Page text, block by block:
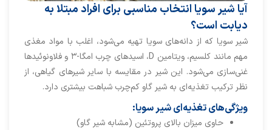
آیا شیر سویا انتخاب مناسبی برای افراد مبتلا به
دیابت است؟
شیر سویا که از دانه‌های سویا تهیه می‌شود، اغلب با مواد مغذی
مهم مانند کلسیم، ویتامین D، اسیدهای چرب امگا-۳ و فلاونوئیدها
غنی‌سازی می‌شود. این شیر در مقایسه با سایر شیرهای گیاهی، از
نظر ترکیب تغذیه‌ای به شیر گاو کم‌چرب شباهت بیشتری دارد.
ویژگی‌های تغذیه‌ای شیر سویا:
حاوی میزان بالای پروتئین (مشابه شیر گاو)